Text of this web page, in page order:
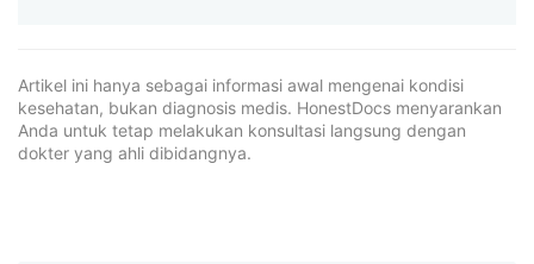
Artikel ini hanya sebagai informasi awal mengenai kondisi
kesehatan, bukan diagnosis medis. HonestDocs menyarankan
Anda untuk tetap melakukan konsultasi langsung dengan
dokter yang ahli dibidangnya.